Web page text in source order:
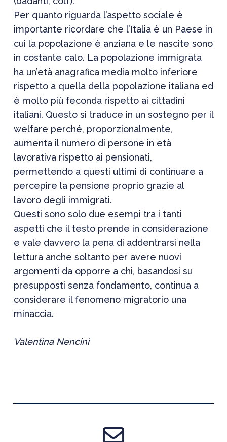
Per quanto riguarda l’aspetto sociale è
importante ricordare che l’Italia è un Paese in
cui la popolazione è anziana e le nascite sono
in costante calo. La popolazione immigrata
ha un’età anagrafica media molto inferiore
rispetto a quella della popolazione italiana ed
è molto più feconda rispetto ai cittadini
italiani. Questo si traduce in un sostegno per il
welfare perché, proporzionalmente,
aumenta il numero di persone in età
lavorativa rispetto ai pensionati,
permettendo a questi ultimi di continuare a
percepire la pensione proprio grazie al
lavoro degli immigrati.
Questi sono solo due esempi tra i tanti
aspetti che il testo prende in considerazione
e vale davvero la pena di addentrarsi nella
lettura anche soltanto per avere nuovi
argomenti da opporre a chi, basandosi su
presupposti senza fondamento, continua a
considerare il fenomeno migratorio una
minaccia.
Valentina Nencini